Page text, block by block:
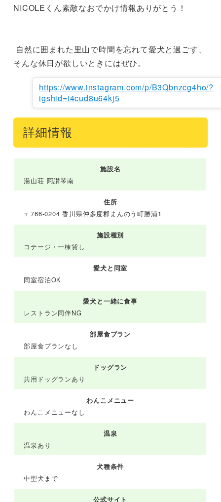
NICOLEくん素敵なおでかけ情報ありがとう！
そんな休日が欲しいときにはぜひ。
https://www.instagram.com/p/B3Qbnzcg4ho/?
igshid=t4cud8u64kj5
詳細情報
施設名
湯山荘 阿讃琴南
住所
〒766-0204 香川県仲多度郡まんのう町勝浦1
施設種別
コテージ・一棟貸し
愛犬と同室
同室宿泊OK
愛犬と一緒に食事
レストラン同伴NG
部屋食プラン
部屋食プランなし
ドッグラン
共用ドッグランあり
わんこメニュー
わんこメニューなし
温泉
温泉あり
犬種条件
中型犬まで
公式サイト